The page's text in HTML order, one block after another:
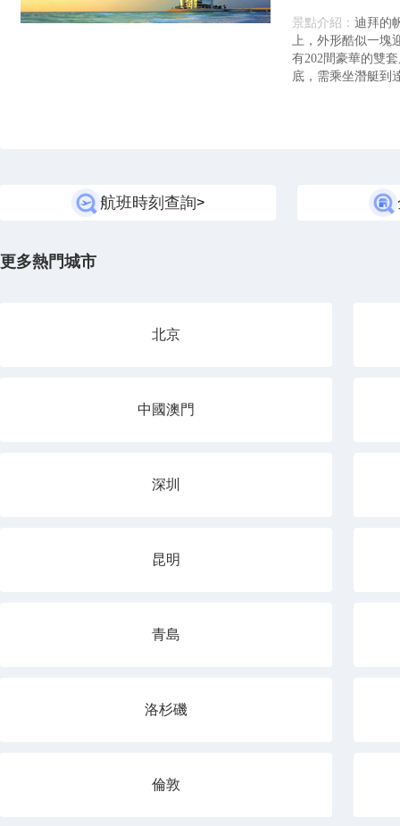
景點介紹： 迪拜的
上，外形酷似一塊
有202間豪華的雙
底，需乘坐潛艇到
航班時刻查詢>
更多熱門城市
北京
中國澳門
深圳
昆明
青島
洛杉磯
倫敦